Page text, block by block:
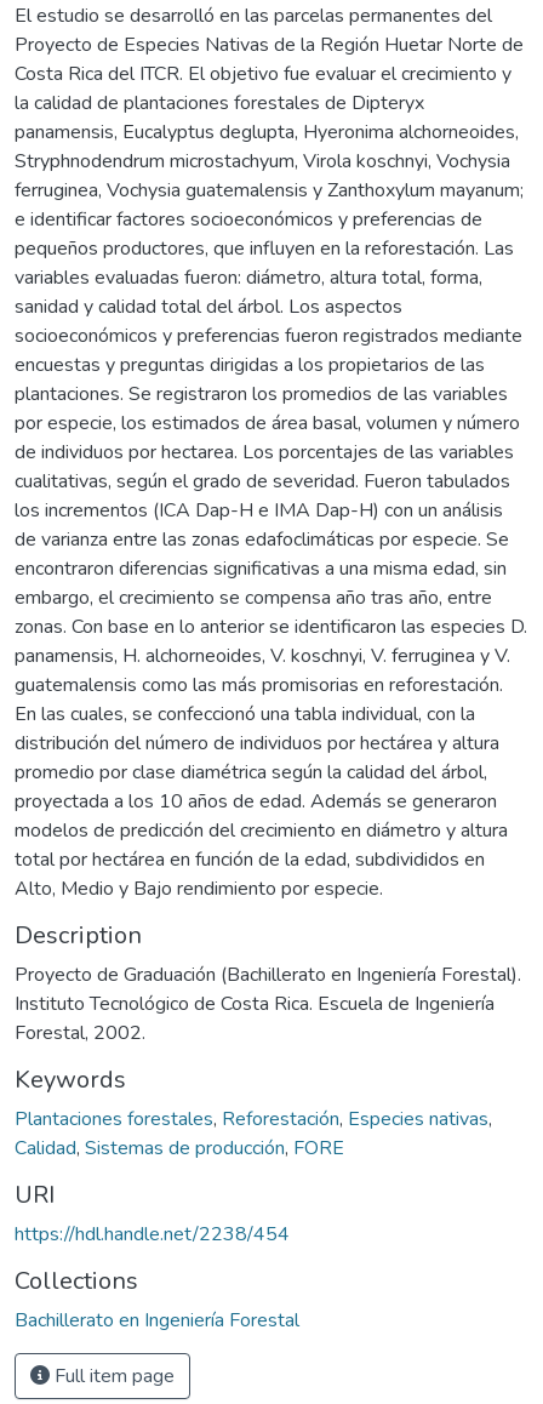
El estudio se desarrolló en las parcelas permanentes del
Proyecto de Especies Nativas de la Región Huetar Norte de
Costa Rica del ITCR. El objetivo fue evaluar el crecimiento y
la calidad de plantaciones forestales de Dipteryx
panamensis, Eucalyptus deglupta, Hyeronima alchorneoides,
Stryphnodendrum microstachyum, Virola koschnyi, Vochysia
ferruginea, Vochysia guatemalensis y Zanthoxylum mayanum;
e identificar factores socioeconómicos y preferencias de
pequeños productores, que influyen en la reforestación. Las
variables evaluadas fueron: diámetro, altura total, forma,
sanidad y calidad total del árbol. Los aspectos
socioeconómicos y preferencias fueron registrados mediante
encuestas y preguntas dirigidas a los propietarios de las
plantaciones. Se registraron los promedios de las variables
por especie, los estimados de área basal, volumen y número
de individuos por hectarea. Los porcentajes de las variables
cualitativas, según el grado de severidad. Fueron tabulados
los incrementos (ICA Dap-H e IMA Dap-H) con un análisis
de varianza entre las zonas edafoclimáticas por especie. Se
encontraron diferencias significativas a una misma edad, sin
embargo, el crecimiento se compensa año tras año, entre
zonas. Con base en lo anterior se identificaron las especies D.
panamensis, H. alchorneoides, V. koschnyi, V. ferruginea y V.
guatemalensis como las más promisorias en reforestación.
En las cuales, se confeccionó una tabla individual, con la
distribución del número de individuos por hectárea y altura
promedio por clase diamétrica según la calidad del árbol,
proyectada a los 10 años de edad. Además se generaron
modelos de predicción del crecimiento en diámetro y altura
total por hectárea en función de la edad, subdivididos en
Alto, Medio y Bajo rendimiento por especie.
Description
Proyecto de Graduación (Bachillerato en Ingeniería Forestal).
Instituto Tecnológico de Costa Rica. Escuela de Ingeniería
Forestal, 2002.
Keywords
Plantaciones forestales, Reforestación, Especies nativas,
Calidad, Sistemas de producción, FORE
URI
https://hdl.handle.net/2238/454
Collections
Bachillerato en Ingeniería Forestal
Full item page